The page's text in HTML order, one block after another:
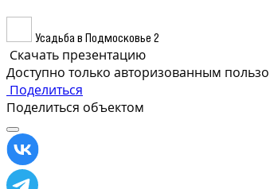
Усадьба в Подмосковье 2
Скачать презентацию
Доступно только авторизованным
Поделиться
Поделиться объектом